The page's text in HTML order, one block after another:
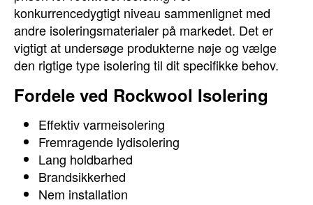
konkurrencedygtigt niveau sammenlignet med
andre isoleringsmaterialer på markedet. Det er
vigtigt at undersøge produkterne nøje og vælge
den rigtige type isolering til dit specifikke behov.
Fordele ved Rockwool Isolering
Effektiv varmeisolering
Fremragende lydisolering
Lang holdbarhed
Brandsikkerhed
Nem installation